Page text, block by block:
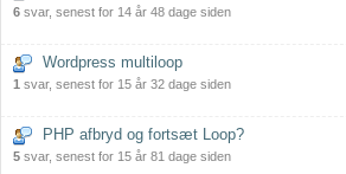
6 svar, senest for 14 år 48 dage siden
Wordpress multiloop
1 svar, senest for 15 år 32 dage siden
PHP afbryd og fortsæt Loop?
5 svar, senest for 15 år 81 dage siden